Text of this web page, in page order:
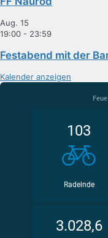
Aug. 15
19:00 - 23:59
Festabend mit der
Kalender anzeigen